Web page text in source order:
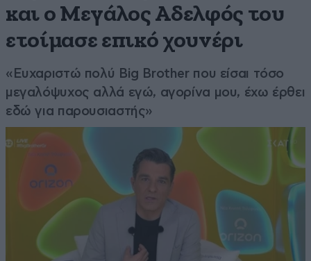
και ο Μεγάλος Αδελφός του
ετοίμασε επικό χουνέρι
«Ευχαριστώ πολύ Big Brother που είσαι τόσο
μεγαλόψυχος αλλά εγώ, αγορίνα μου, έχω έρθει
εδώ για παρουσιαστής»